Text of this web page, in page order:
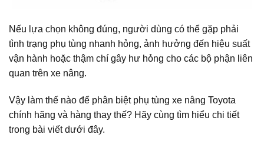
Nếu lựa chọn không đúng, người dùng có thể gặp phải
tình trạng phụ tùng nhanh hỏng, ảnh hưởng đến hiệu suất
vận hành hoặc thậm chí gây hư hỏng cho các bộ phận liên
quan trên xe nâng.
Vậy làm thế nào để phân biệt phụ tùng xe nâng Toyota
chính hãng và hàng thay thế? Hãy cùng tìm hiểu chi tiết
trong bài viết dưới đây.